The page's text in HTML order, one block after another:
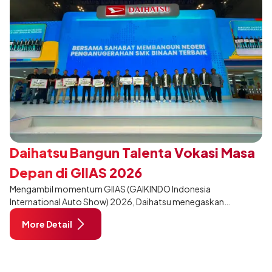
Daihatsu Bangun Talenta Vokasi Masa
Depan di GIIAS 2026
Mengambil momentum GIIAS (GAIKINDO Indonesia
International Auto Show) 2026, Daihatsu menegaskan
komitmennya dalam meningkatkan kualitas SDM (Sumber Daya
Manusia) melalui pendidikan vokasi bertema “Bersama Sahabat
Membangun Negeri”. Komitmen ini diwujudkan melalui ajang
More Detail